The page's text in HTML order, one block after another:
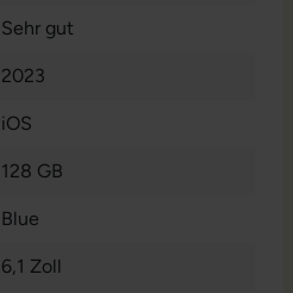
Sehr gut
2023
iOS
128 GB
Blue
6,1 Zoll